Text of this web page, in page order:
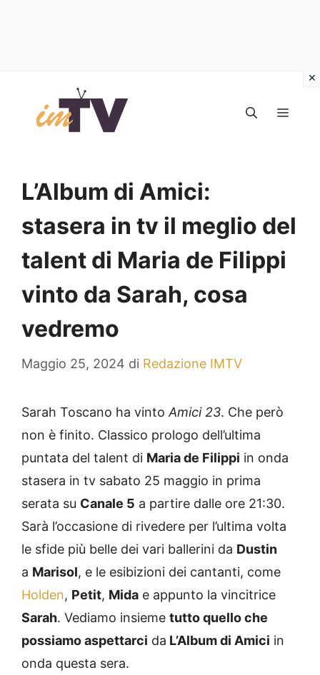
contenuto
L’Album di Amici:
stasera in tv il meglio del
talent di Maria de Filippi
vinto da Sarah, cosa
vedremo
Maggio 25, 2024 di Redazione IMTV
Sarah Toscano ha vintoAmici 23. Che però
non è finito. Classico prologo dell’ultima
puntata del talent di Maria de Filippi in onda
stasera in tv sabato 25 maggio in prima
serata su Canale 5 a partire dalle ore 21:30.
Sarà l’occasione di rivedere per l’ultima volta
le sfide più belle dei vari ballerini da Dustin
a Marisol, e le esibizioni dei cantanti, come
Holden, Petit, Mida e appunto la vincitrice
Sarah. Vediamo insieme tutto quello che
possiamo aspettarci da L’Album di Amici in
onda questa sera.